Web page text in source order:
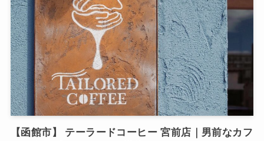
【函館市】 テーラードコーヒー 宮前店｜男前なカフ